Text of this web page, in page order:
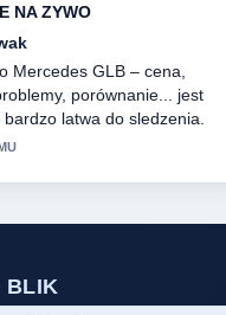
NA ZYWO
Mercedes GLB – cena,
porównanie... jest
latwa do sledzenia.
BLIK